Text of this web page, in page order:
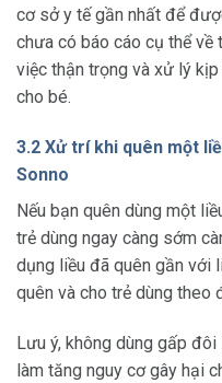
cơ sở y tế gần nhất để
chưa có báo cáo cụ thể về
việc thận trọng và xử lý
cho bé.
3.2 Xử trí khi quên một
Sonno
Nếu bạn quên dùng một
trẻ dùng ngay càng sớm
dụng liều đã quên gần với
quên và cho trẻ dùng theo
Lưu ý, không dùng gấp
làm tăng nguy cơ gây hại